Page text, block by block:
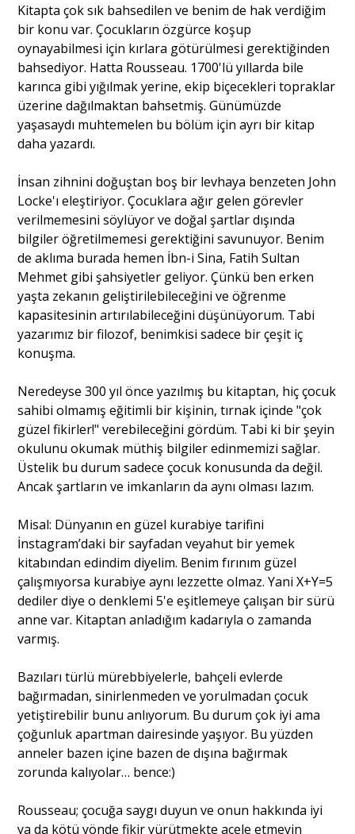
Kitapta çok sık bahsedilen ve benim de hak verdiğim
bir konu var. Çocukların özgürce koşup
oynayabilmesi için kırlara götürülmesi gerektiğinden
bahsediyor. Hatta Rousseau. 1700'lü yıllarda bile
karınca gibi yığılmak yerine, ekip biçecekleri topraklar
üzerine dağılmaktan bahsetmiş. Günümüzde
yaşasaydı muhtemelen bu bölüm için ayrı bir kitap
daha yazardı.
İnsan zihnini doğuştan boş bir levhaya benzeten John
Locke'ı eleştiriyor. Çocuklara ağır gelen görevler
verilmemesini söylüyor ve doğal şartlar dışında
bilgiler öğretilmemesi gerektiğini savunuyor. Benim
de aklıma burada hemen İbn-i Sina, Fatih Sultan
Mehmet gibi şahsiyetler geliyor. Çünkü ben erken
yaşta zekanın geliştirilebileceğini ve öğrenme
kapasitesinin artırılabileceğini düşünüyorum. Tabi
yazarımız bir filozof, benimkisi sadece bir çeşit iç
konuşma.
Neredeyse 300 yıl önce yazılmış bu kitaptan, hiç çocuk
sahibi olmamış eğitimli bir kişinin, tırnak içinde "çok
güzel fikirler!" verebileceğini gördüm. Tabi ki bir şeyin
okulunu okumak müthiş bilgiler edinmemizi sağlar.
Üstelik bu durum sadece çocuk konusunda da değil.
Ancak şartların ve imkanların da aynı olması lazım.
Misal: Dünyanın en güzel kurabiye tarifini
İnstagram’daki bir sayfadan veyahut bir yemek
kitabından edindim diyelim. Benim fırınım güzel
çalışmıyorsa kurabiye aynı lezzette olmaz. Yani X+Y=5
dediler diye o denklemi 5'e eşitlemeye çalışan bir sürü
anne var. Kitaptan anladığım kadarıyla o zamanda
varmış.
Bazıları türlü mürebbiyelerle, bahçeli evlerde
bağırmadan, sinirlenmeden ve yorulmadan çocuk
yetiştirebilir bunu anlıyorum. Bu durum çok iyi ama
çoğunluk apartman dairesinde yaşıyor. Bu yüzden
anneler bazen içine bazen de dışına bağırmak
zorunda kalıyolar… bence:)
Rousseau; çocuğa saygı duyun ve onun hakkında iyi
ya da kötü yönde fikir yürütmekte acele etmeyin